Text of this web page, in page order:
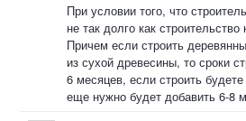
При условии того, что
не так долго как
Причем если строить
из сухой древесины, то сроки
6 месяцев, если строить
еще нужно будет добавить 6-8